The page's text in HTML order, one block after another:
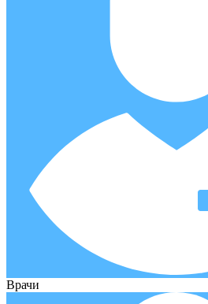
Врачи